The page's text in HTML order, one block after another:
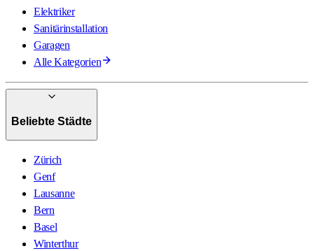
Elektriker
Sanitärinstallation
Garagen
Alle Kategorien
Beliebte Städte
Zürich
Genf
Lausanne
Bern
Basel
Winterthur